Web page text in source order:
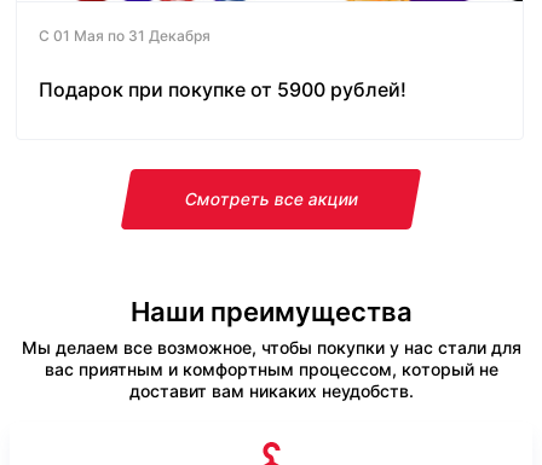
С 01 Мая по 31 Декабря
Подарок при покупке от 5900 рублей!
Смотреть все акции
Наши преимущества
Мы делаем все возможное, чтобы покупки у нас стали для
вас приятным и комфортным процессом, который не
доставит вам никаких неудобств.